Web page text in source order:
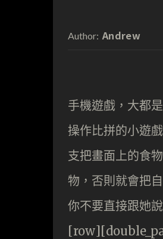
Author: Andrew
手機遊戲，大都
操作比拼的小遊
支把畫面上的食
物，否則就會把
你不要直接跟她